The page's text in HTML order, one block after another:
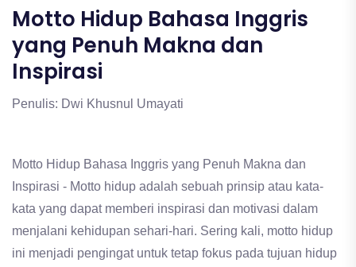
Motto Hidup Bahasa Inggris
yang Penuh Makna dan
Inspirasi
Penulis: Dwi Khusnul Umayati
Motto Hidup Bahasa Inggris yang Penuh Makna dan
Inspirasi - Motto hidup adalah sebuah prinsip atau kata-
kata yang dapat memberi inspirasi dan motivasi dalam
menjalani kehidupan sehari-hari. Sering kali, motto hidup
ini menjadi pengingat untuk tetap fokus pada tujuan hidup